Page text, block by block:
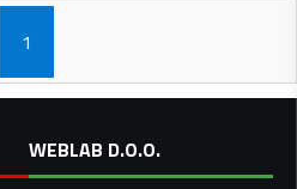
1
WEBLAB D.O.O.